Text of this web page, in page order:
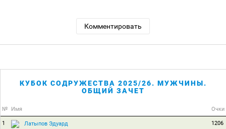
Комментировать
КУБОК СОДРУЖЕСТВА 2025/26. МУЖЧИНЫ.
ОБЩИЙ ЗАЧЕТ
№ Имя Очки
1 Латыпов Эдуард 1206